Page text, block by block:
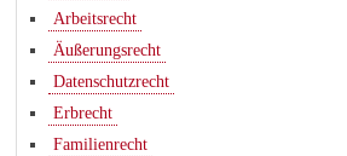
Arbeitsrecht
Äußerungsrecht
Datenschutzrecht
Erbrecht
Familienrecht